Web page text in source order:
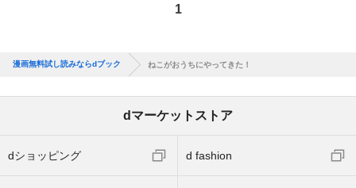
1
漫画無料試し読みならdブック ねこがおうちにやってきた！
dマーケットストア
dショッピング d fashion